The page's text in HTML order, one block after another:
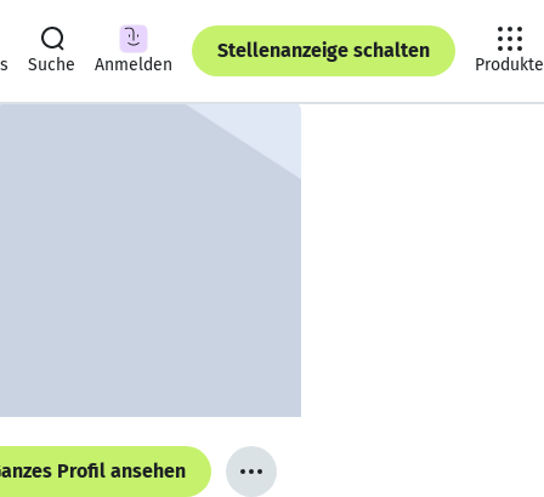
Suche Anmelden
Stellenanzeige schalten
Produkte
Profil ansehen